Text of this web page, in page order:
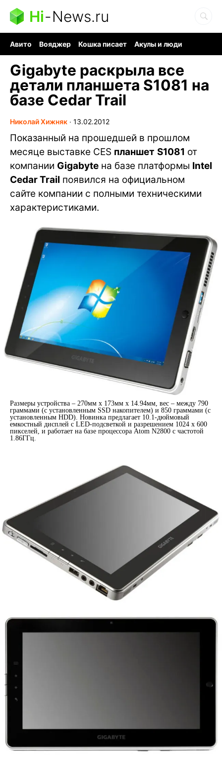
Hi-News.ru
Авито Вояджер Кошка писает
Акулы и люди
Gigabyte раскрыла все
детали планшета S1081 на
базе Cedar Trail
Николай Хижняк ∙ 13.02.2012
Показанный на прошедшей в прошлом
месяце выставке CES планшет S1081 от
компании Gigabyte на базе платформы Intel
Cedar Trail появился на официальном
сайте компании с полными техническими
характеристиками.
Размеры устройства – 270мм x 173мм x 14.94мм, вес – между 790
граммами (с установленным SSD накопителем) и 850 граммами (с
установленным HDD). Новинка предлагает 10.1-дюймовый
емкостный дисплей с LED-подсветкой и разрешением 1024 x 600
пикселей, и работает на базе процессора Atom N2800 с частотой
1.86ГГц.